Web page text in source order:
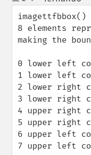
up
down
8 elements
making the
0 lower left
1 lower left
2 lower right
3 lower right
4 upper right
5 upper right
6 upper left
7 upper left